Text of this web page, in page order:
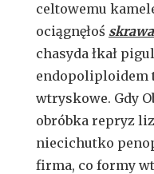
celtowemu
ociągnęłoś
chasyda łkał
endopoliploidem
wtryskowe. Gdy
obróbka repryz
niecichutko
firma, co formy